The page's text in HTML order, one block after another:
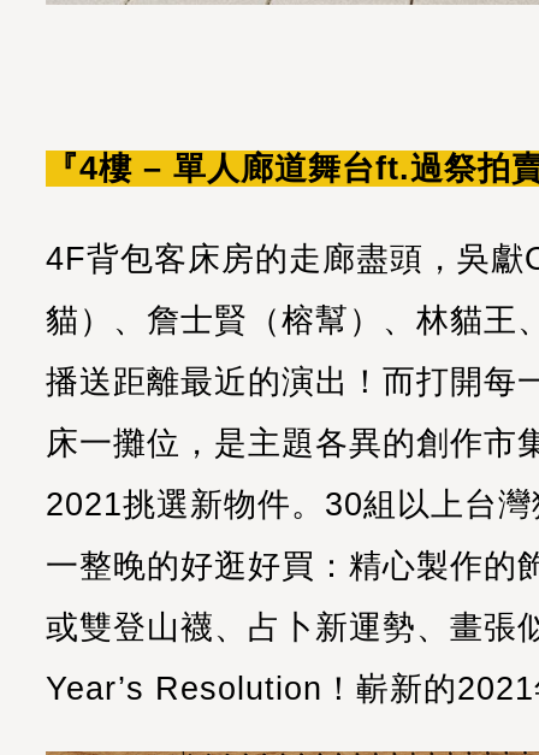
『4樓 – 單人廊道舞台ft.過祭拍
4F背包客床房的走廊盡頭，吳獻
貓）、詹士賢（榕幫）、林貓王
播送距離最近的演出！而打開每
床一攤位，是主題各異的創作市
2021挑選新物件。30組以上台
一整晚的好逛好買：精心製作的
或雙登山襪、占卜新運勢、畫張
Year’s Resolution！嶄新的